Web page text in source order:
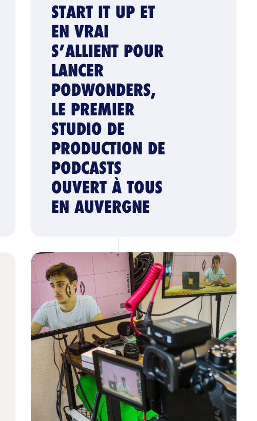
START IT UP ET
EN VRAI
S’ALLIENT POUR
LANCER
PODWONDERS,
LE PREMIER
STUDIO DE
PRODUCTION DE
PODCASTS
OUVERT À TOUS
EN AUVERGNE